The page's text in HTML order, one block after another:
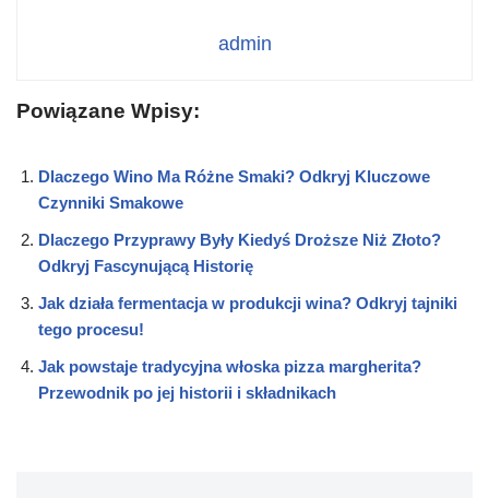
admin
Powiązane Wpisy:
Dlaczego Wino Ma Różne Smaki? Odkryj Kluczowe
Czynniki Smakowe
Dlaczego Przyprawy Były Kiedyś Droższe Niż Złoto?
Odkryj Fascynującą Historię
Jak działa fermentacja w produkcji wina? Odkryj tajniki
tego procesu!
Jak powstaje tradycyjna włoska pizza margherita?
Przewodnik po jej historii i składnikach